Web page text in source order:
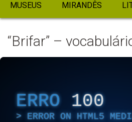
MUSEUS MIRANDÊS
“Brifar” –
ERRO 100
ERROR ON HTML5